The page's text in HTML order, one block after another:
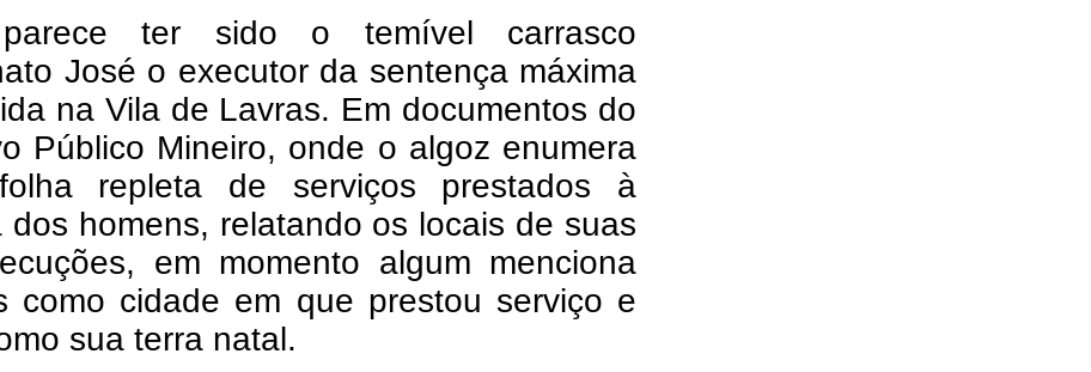
ter sido o temível carrasco
José o executor da sentença máxima
na Vila de Lavras. Em documentos do
Público Mineiro, onde o algoz enumera
repleta de serviços prestados à
dos homens, relatando os locais de suas
em momento algum menciona
como cidade em que prestou serviço e
sua terra natal.